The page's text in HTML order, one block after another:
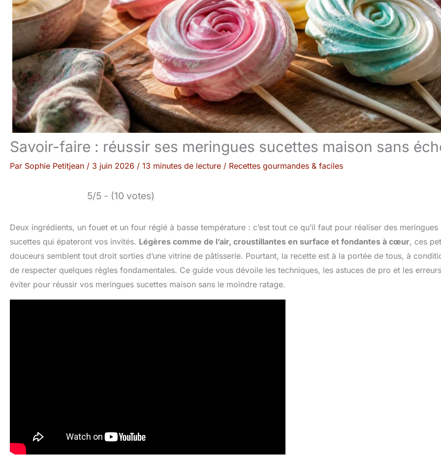
Savoir-faire : réussir ses meringues sucettes maison sans
Par Sophie Petitjean / 3 juin 2026 / 13 minutes de lecture / Recettes gourmandes & faciles
5/5 - (10 votes)
Deux ingrédients, un fouet et un four réglé à basse température : c’est tout ce qu’il faut pour réaliser des meringues
sucettes qui épateront vos invités. Légères comme de l’air, croustillantes en surface et fondantes à cœur, ces
douceurs semblent tout droit sorties d’une vitrine de pâtisserie. Pourtant, la recette est à la portée de tous, à
de respecter quelques règles fondamentales. Ce guide vous dévoile les techniques, les astuces de pro et les
éviter pour réussir vos meringues sucettes maison sans le moindre ratage.